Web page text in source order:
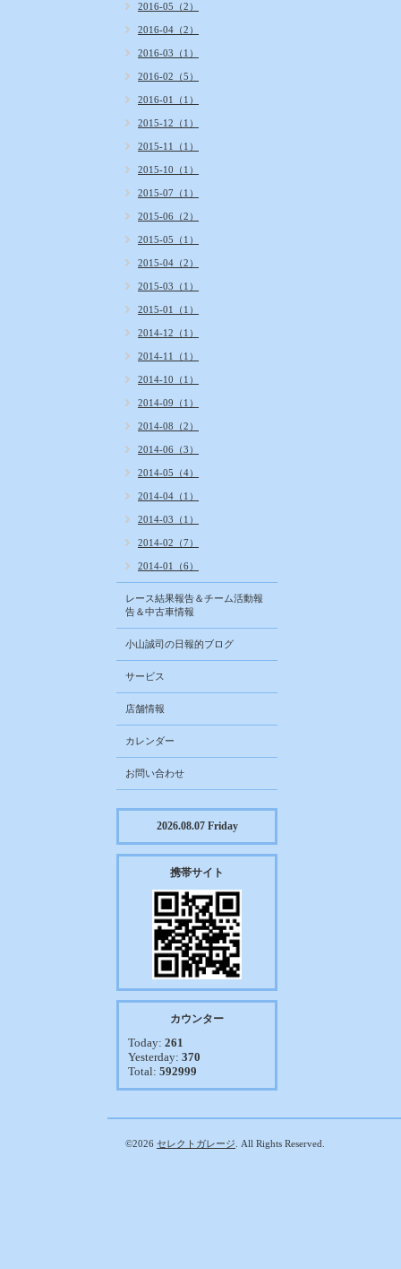
2016-05（2）
2016-04（2）
2016-03（1）
2016-02（5）
2016-01（1）
2015-12（1）
2015-11（1）
2015-10（1）
2015-07（1）
2015-06（2）
2015-05（1）
2015-04（2）
2015-03（1）
2015-01（1）
2014-12（1）
2014-11（1）
2014-10（1）
2014-09（1）
2014-08（2）
2014-06（3）
2014-05（4）
2014-04（1）
2014-03（1）
2014-02（7）
2014-01（6）
レース結果報告＆チーム活動報
告＆中古車情報
小山誠司の日報的ブログ
サービス
店舗情報
カレンダー
お問い合わせ
2026.08.07 Friday
携帯サイト
カウンター
Today: 261
Yesterday: 370
Total: 592999
©2026 セレクトガレージ . All Rights Reserved.